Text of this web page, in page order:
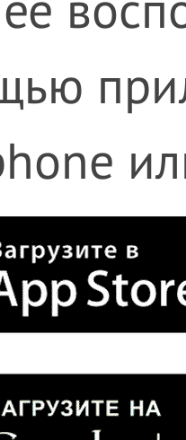
612-11-11, +7 (800) 200-63-